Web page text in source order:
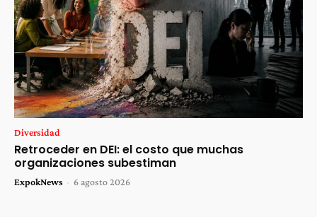
Diversidad
Retroceder en DEI: el costo que muchas
organizaciones subestiman
ExpokNews - 6 agosto 2026